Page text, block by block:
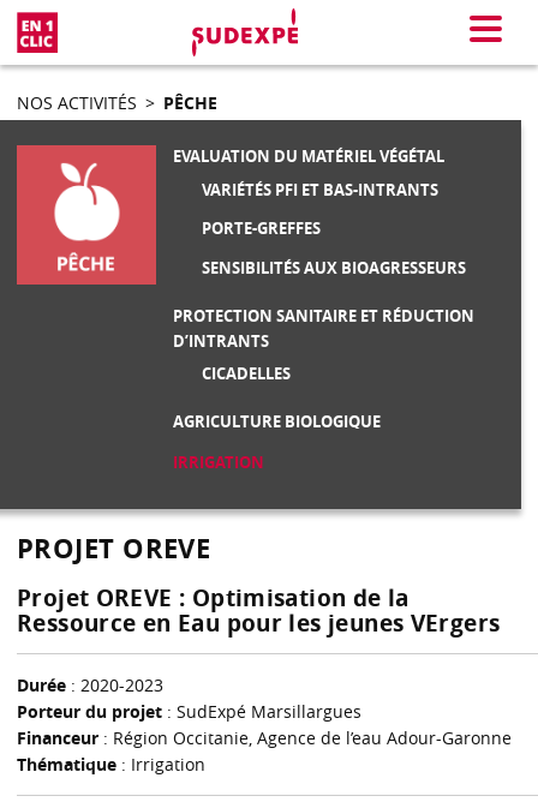
Menu
NOS ACTIVITÉS > PÊCHE
EVALUATION DU MATÉRIEL VÉGÉTAL
VARIÉTÉS PFI ET BAS-INTRANTS
PORTE-GREFFES
SENSIBILITÉS AUX BIOAGRESSEURS
PROTECTION SANITAIRE ET RÉDUCTION
D’INTRANTS
CICADELLES
AGRICULTURE BIOLOGIQUE
IRRIGATION
PROJET OREVE
Projet OREVE : Optimisation de la
Ressource en Eau pour les jeunes VErgers
Durée : 2020-2023
Porteur du projet : SudExpé Marsillargues
Financeur : Région Occitanie, Agence de l’eau Adour-Garonne
Thématique : Irrigation